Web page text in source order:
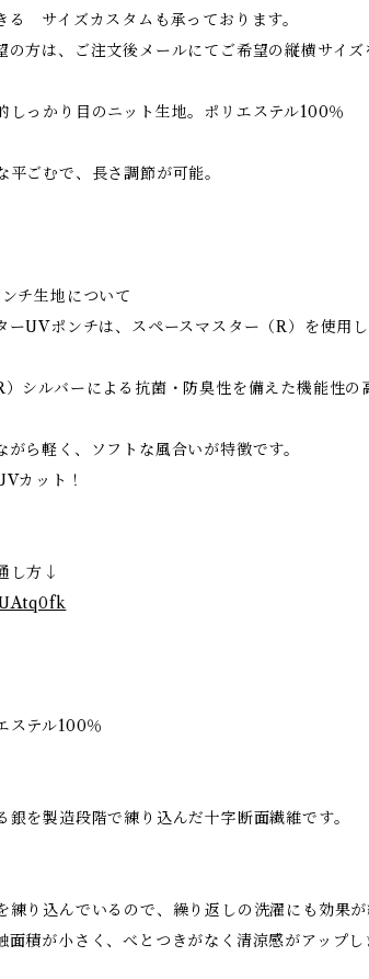
る サイズカスタムも承っております。
方は、ご注文後メールにてご希望の縦横サイズ
っかり目のニット生地。ポリエステル100％
ごむで、長さ調節が可能。
チ生地について
ーUVポンチは、スペースマスター（R）を使用
シルバーによる抗菌・防臭性を備えた機能性の
がら軽く、ソフトな風合いが特徴です。
カット！
し方↓
ステル100％
を製造段階で練り込んだ十字断面繊維です。
練り込んでいるので、繰り返しの洗濯にも効果
積が小さく、べとつきがなく清涼感がアップし